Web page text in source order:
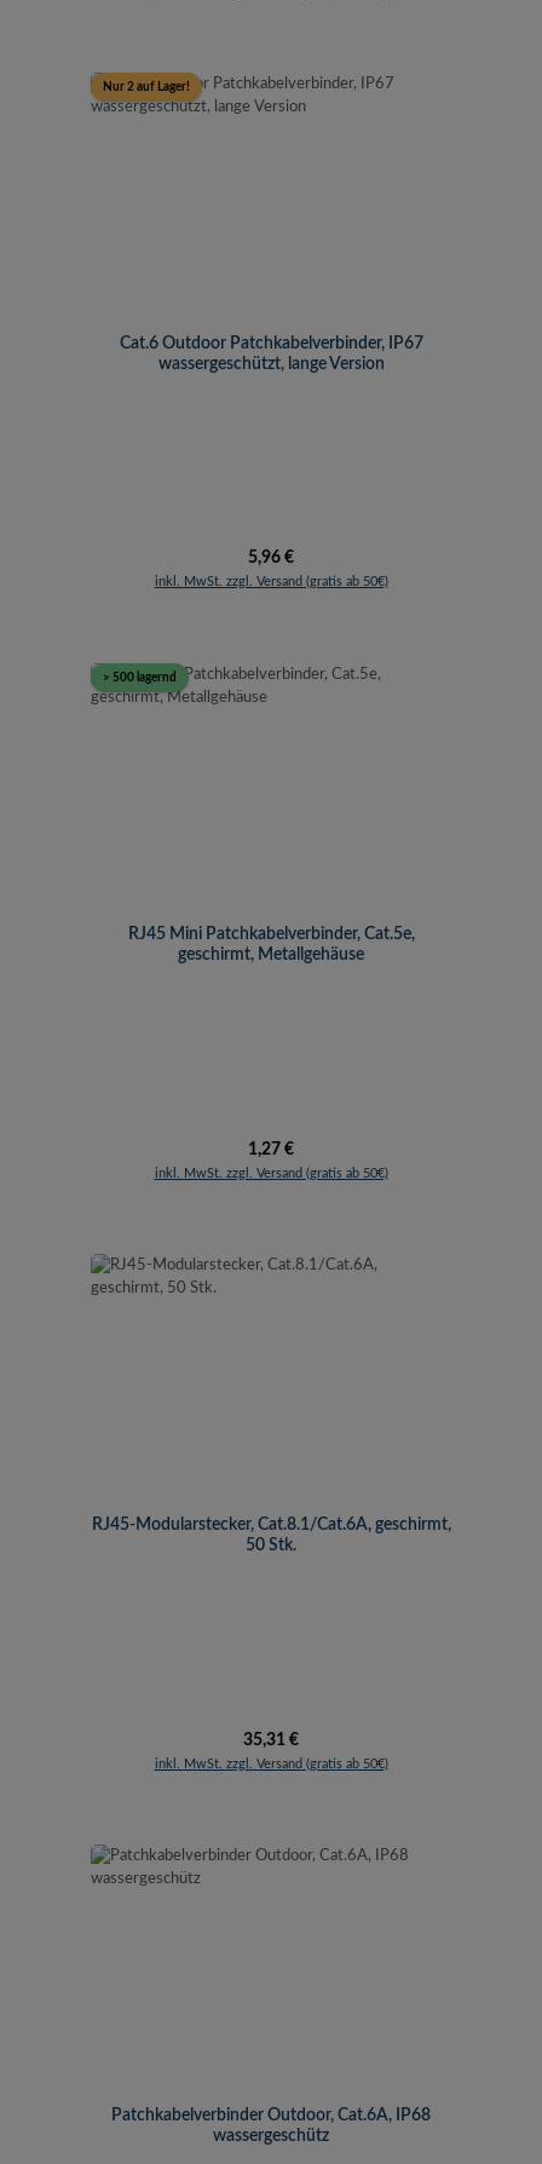
Nur 2 auf Lager!
Cat.6 Outdoor Patchkabelverbinder, IP67
wassergeschützt, lange Version
Regulärer Preis:
5,96 €
inkl. MwSt. zzgl. Versand (gratis ab 50€)
> 500 lagernd
RJ45 Mini Patchkabelverbinder, Cat.5e,
geschirmt, Metallgehäuse
Regulärer Preis:
1,27 €
inkl. MwSt. zzgl. Versand (gratis ab 50€)
RJ45-Modularstecker, Cat.8.1/Cat.6A, geschirmt,
50 Stk.
Regulärer Preis:
35,31 €
inkl. MwSt. zzgl. Versand (gratis ab 50€)
Patchkabelverbinder Outdoor, Cat.6A, IP68
wassergeschütz